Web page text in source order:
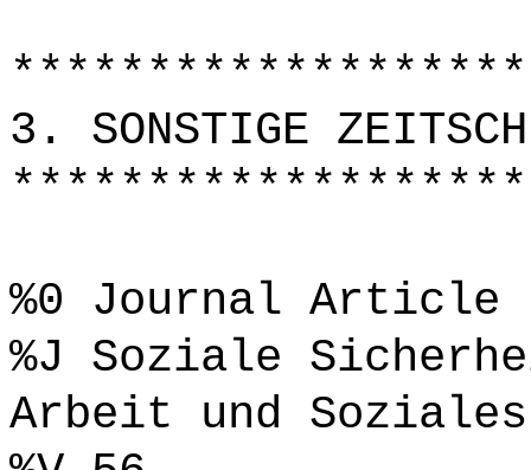
3. SONSTIGE
%0 Journal Article
%J Soziale
Arbeit und Soziales